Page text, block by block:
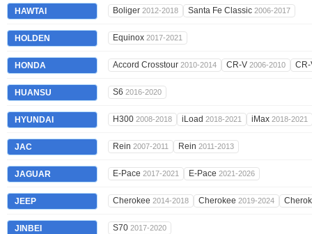
HAWTAI Boliger 2012-2018 Santa Fe Classic 2006-2017
HOLDEN Equinox 2017-2021
HONDA Accord Crosstour 2010-2014 CR-V 2006-2010
HUANSU S6 2016-2020
HYUNDAI H300 2008-2018 iLoad 2018-2021 iMax 2018-2021
JAC Rein 2007-2011 Rein 2011-2013
JAGUAR E-Pace 2017-2021 E-Pace 2021-2026
JEEP Cherokee 2014-2018 Cherokee 2019-2024
JINBEI S70 2017-2020